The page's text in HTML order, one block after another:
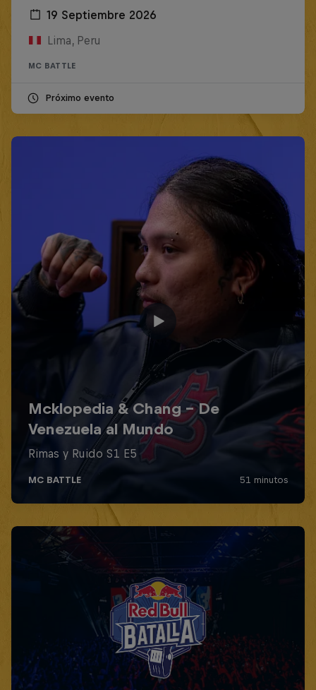
19 Septiembre 2026
Lima, Peru
MC BATTLE
Próximo evento